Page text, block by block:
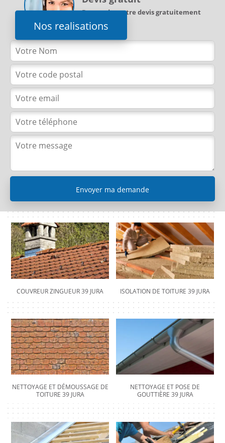
Nos realisations
Demandez votre devis gratuitement
COUVREUR ZINGUEUR 39 JURA ISOLATION DE TOITURE 39 JURA
NETTOYAGE ET DÉMOUSSAGE DE
TOITURE 39 JURA
NETTOYAGE ET POSE DE
GOUTTIÈRE 39 JURA